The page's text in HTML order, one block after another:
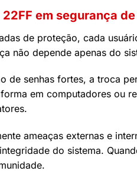
em segurança
de proteção, cada
não depende apenas do
de senhas fortes, a troca
em computadores ou
ameaças externas e
do sistema.